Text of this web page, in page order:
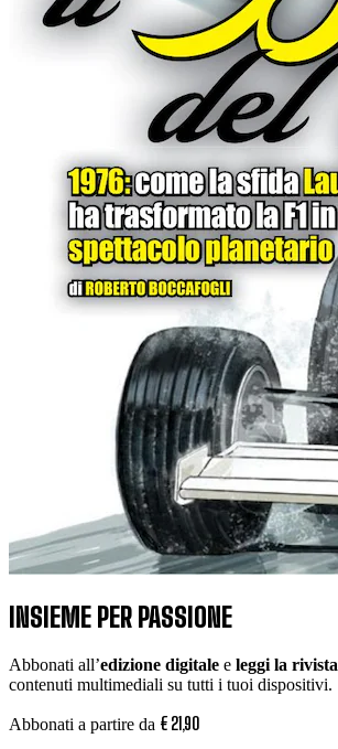
INSIEME PER PASSIONE
Abbonati all’edizione digitale e leggi la rivista
contenuti multimediali su tutti i tuoi dispositivi.
Abbonati a partire da € 21,90